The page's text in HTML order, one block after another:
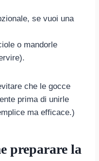
se vuoi una
o mandorle
che le gocce
prima di unirle
ma efficace.)
preparare la